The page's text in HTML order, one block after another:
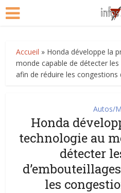
Accueil » Honda développe la
monde capable de détecter les
afin de réduire les congestions
Autos/
Honda
technologie au
détecter
les